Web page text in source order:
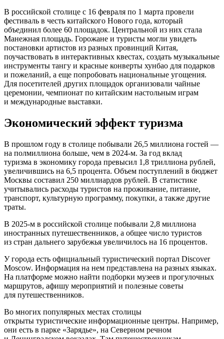
В российской столице с 16 февраля по 1 марта провели
фестиваль в честь китайского Нового года, который
объединил более 60 площадок. Центральной из них стала
Манежная площадь. Горожане и туристы могли увидеть
постановки артистов из разных провинций Китая,
поучаствовать в интерактивных квестах, создать музыкальные
инструменты тангу и красные конверты хунбао для подарков
и пожеланий, а еще попробовать национальные угощения.
Для посетителей других площадок организовали чайные
церемонии, чемпионат по китайским настольным играм
и международные выставки.
Экономический эффект туризма
В прошлом году в столице побывали 26,5 миллиона гостей —
на полмиллиона больше, чем в 2024-м. За год вклад
туризма в экономику города превысил 1,8 триллиона рублей,
увеличившись на 6,5 процента. Объем поступлений в бюджет
Москвы составил 250 миллиардов рублей. В статистике
учитывались расходы туристов на проживание, питание,
транспорт, культурную программу, покупки, а также другие
траты.
В 2025-м в российской столице побывали 2,8 миллиона
иностранных путешественников, а общее число туристов
из стран дальнего зарубежья увеличилось на 16 процентов.
У города есть официальный туристический портал Discover
Moscow. Информация на нем представлена на разных языках.
На платформе можно найти подборки музеев и прогулочных
маршрутов, афишу мероприятий и полезные советы
для путешественников.
Во многих популярных местах столицы
открыты туристические информационные центры. Например,
они есть в парке «Зарядье», на Северном речном